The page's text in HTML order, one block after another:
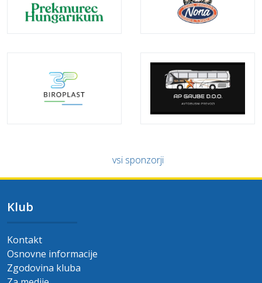
vsi sponzorji
Klub
Kontakt
Osnovne informacije
Zgodovina kluba